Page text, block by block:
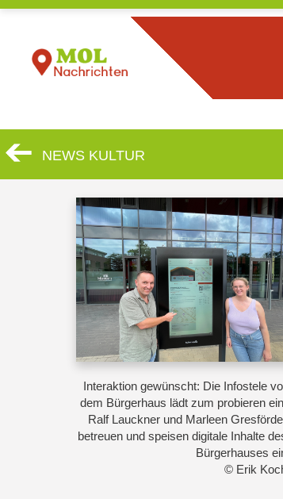
NEWS KULTUR
Interaktion gewünscht: Die Infostele
dem Bürgerhaus lädt zum probieren
Ralf Lauckner und Marleen
betreuen und speisen digitale Inhalte
Bürgerhauses
© Erik